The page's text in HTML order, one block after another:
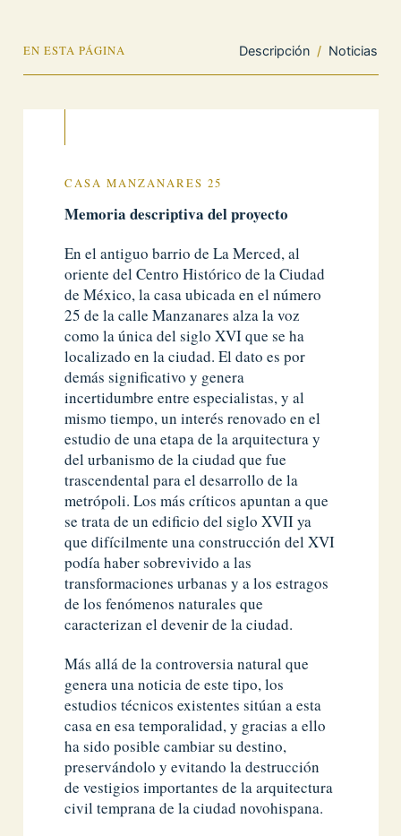
EN ESTA PÁGINA Descripción / Noticias
CASA MANZANARES 25
Memoria descriptiva del proyecto
En el antiguo barrio de La Merced, al
oriente del Centro Histórico de la Ciudad
de México, la casa ubicada en el número
25 de la calle Manzanares alza la voz
como la única del siglo XVI que se ha
localizado en la ciudad. El dato es por
demás significativo y genera
incertidumbre entre especialistas, y al
mismo tiempo, un interés renovado en el
estudio de una etapa de la arquitectura y
del urbanismo de la ciudad que fue
trascendental para el desarrollo de la
metrópoli. Los más críticos apuntan a que
se trata de un edificio del siglo XVII ya
que difícilmente una construcción del XVI
podía haber sobrevivido a las
transformaciones urbanas y a los estragos
de los fenómenos naturales que
caracterizan el devenir de la ciudad.
Más allá de la controversia natural que
genera una noticia de este tipo, los
estudios técnicos existentes sitúan a esta
casa en esa temporalidad, y gracias a ello
ha sido posible cambiar su destino,
preservándolo y evitando la destrucción
de vestigios importantes de la arquitectura
civil temprana de la ciudad novohispana.